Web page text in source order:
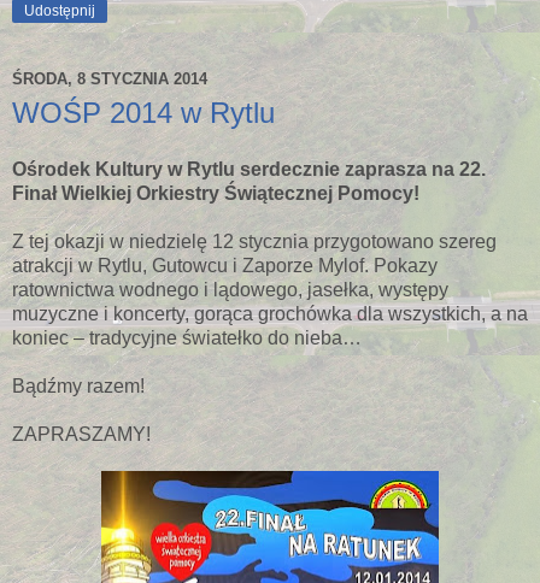
Udostępnij
ŚRODA, 8 STYCZNIA 2014
WOŚP 2014 w Rytlu
Ośrodek Kultury w Rytlu serdecznie zaprasza na 22.
Finał Wielkiej Orkiestry Świątecznej Pomocy!
Z tej okazji w niedzielę 12 stycznia przygotowano szereg
atrakcji w Rytlu, Gutowcu i Zaporze Mylof. Pokazy
ratownictwa wodnego i lądowego, jasełka, występy
muzyczne i koncerty, gorąca grochówka dla wszystkich, a na
koniec – tradycyjne światełko do nieba…
Bądźmy razem!
ZAPRASZAMY!